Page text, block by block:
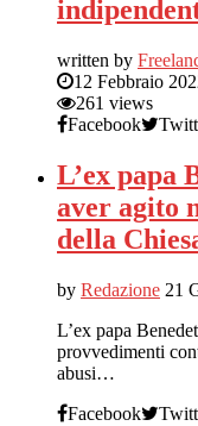
written by
12 Febbraio
261 views
Facebook
L’ex papa
aver agito
della
by Redazione 21
L’ex papa
provvedimenti
abusi…
Facebook